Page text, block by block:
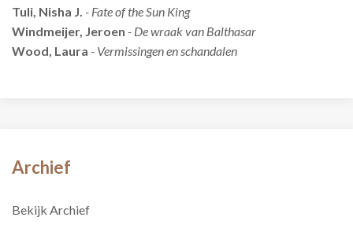
Tuli, Nisha J. - Fate of the Sun King
Windmeijer, Jeroen - De wraak van Balthasar
Wood, Laura - Vermissingen en schandalen
Archief
Bekijk Archief